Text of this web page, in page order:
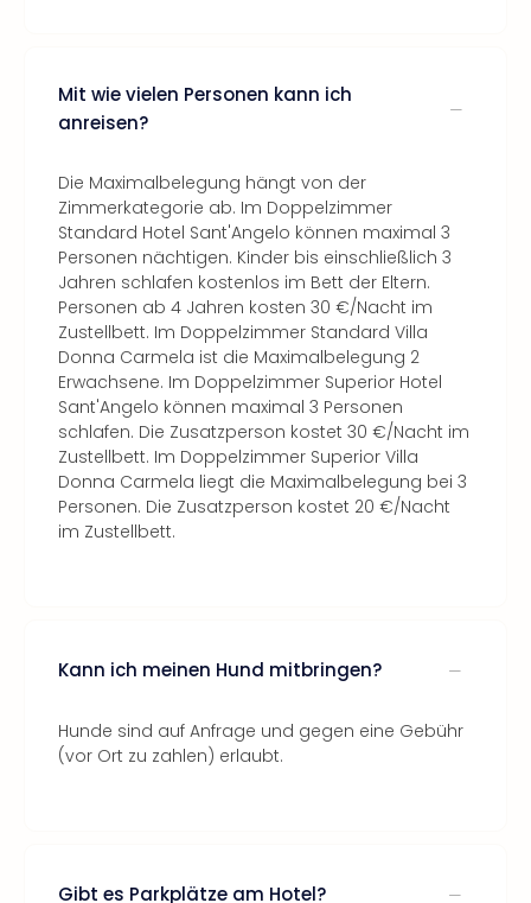
Mit wie vielen Personen kann ich
anreisen?
Die Maximalbelegung hängt von der
Zimmerkategorie ab. Im Doppelzimmer
Standard Hotel Sant'Angelo können maximal 3
Personen nächtigen. Kinder bis einschließlich 3
Jahren schlafen kostenlos im Bett der Eltern.
Personen ab 4 Jahren kosten 30 €/Nacht im
Zustellbett. Im Doppelzimmer Standard Villa
Donna Carmela ist die Maximalbelegung 2
Erwachsene. Im Doppelzimmer Superior Hotel
Sant'Angelo können maximal 3 Personen
schlafen. Die Zusatzperson kostet 30 €/Nacht im
Zustellbett. Im Doppelzimmer Superior Villa
Donna Carmela liegt die Maximalbelegung bei 3
Personen. Die Zusatzperson kostet 20 €/Nacht
im Zustellbett.
Kann ich meinen Hund mitbringen?
Hunde sind auf Anfrage und gegen eine Gebühr
(vor Ort zu zahlen) erlaubt.
Gibt es Parkplätze am Hotel?